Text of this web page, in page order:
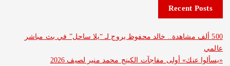
Recent
مشاهدة.. خالد محفوظ يروج لـ “يلا ساحل” في بث مباشر
أولى مفاجآت الكينج محمد منير لصيف 2026